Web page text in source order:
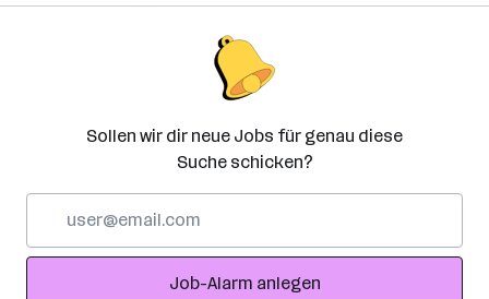
Sollen wir dir neue Jobs für genau diese
Suche schicken?
Adresse
Job-Alarm anlegen